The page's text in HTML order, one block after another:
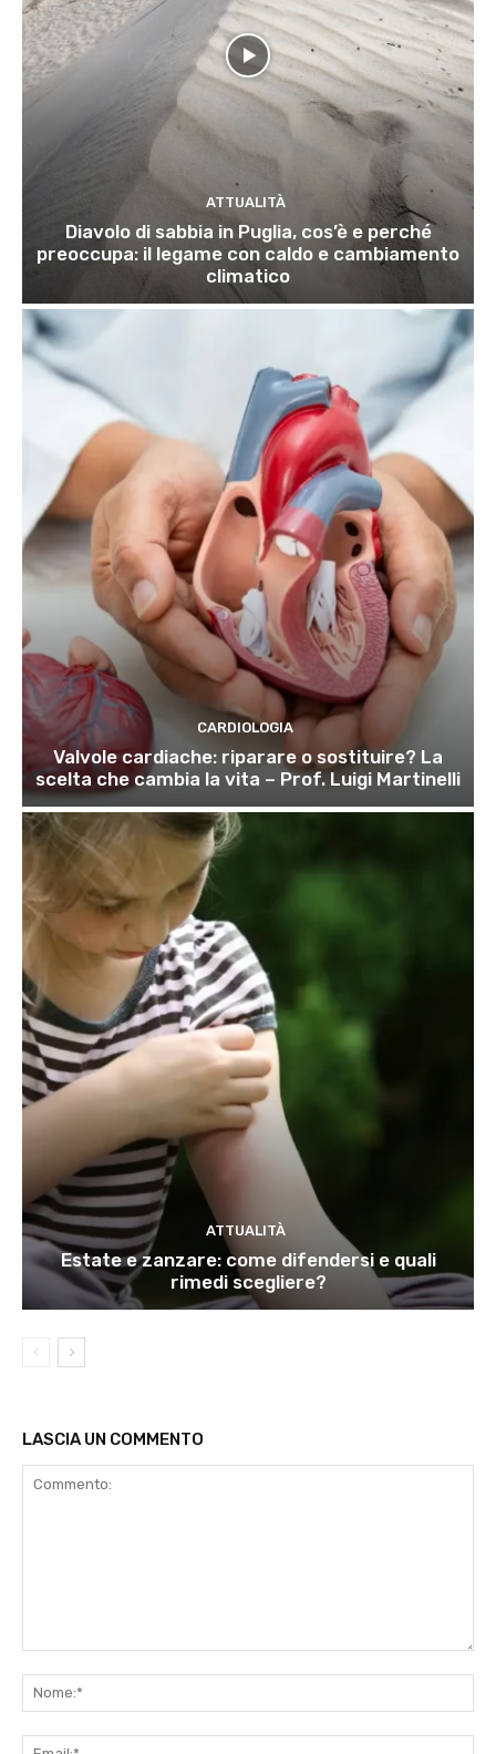
ATTUALITÀ
Diavolo di sabbia in Puglia, cos’è e perché
preoccupa: il legame con caldo e cambiamento
climatico
CARDIOLOGIA
Valvole cardiache: riparare o sostituire? La
scelta che cambia la vita – Prof. Luigi Martinelli
ATTUALITÀ
Estate e zanzare: come difendersi e quali
rimedi scegliere?
LASCIA UN COMMENTO